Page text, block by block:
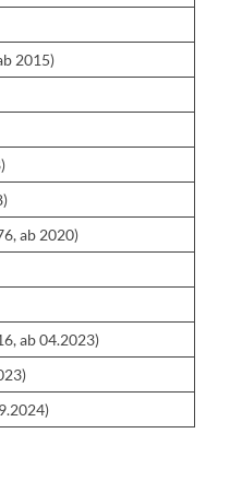
2015)
ab 2020)
ab 04.2023)